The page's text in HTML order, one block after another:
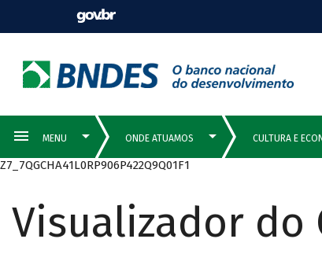
Z7_7QGCHA41L0RP906P422Q9Q01F1
Visualizador do